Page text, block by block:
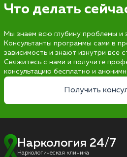
Что делать
Мы знаем всю глубину проблемы и
Консультанты программы сами в
зависимость и знают изнутри все
Свяжитесь с нами и получите
консультацию бесплатно и
Получить
Наркология 24/7
Наркологическая клиника